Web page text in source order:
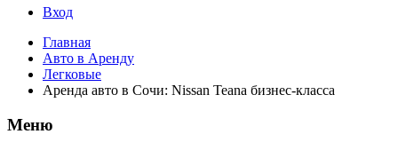
Вход
Главная
Авто в Аренду
Легковые
Аренда авто в Сочи: Nissan Teana бизнес-класса
Меню